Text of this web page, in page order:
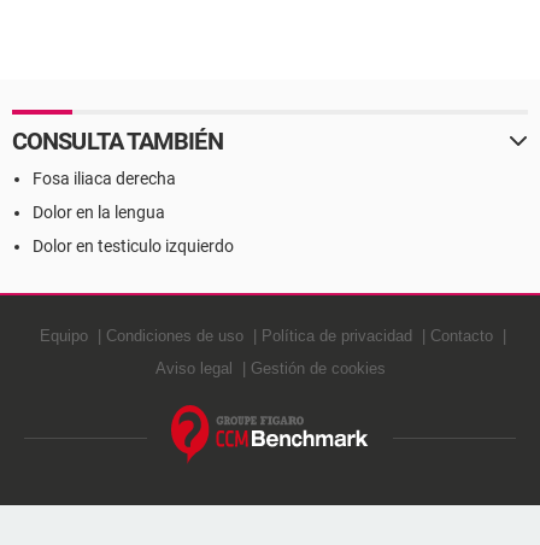
CONSULTA TAMBIÉN
Fosa iliaca derecha
Dolor en la lengua
Dolor en testiculo izquierdo
Equipo Condiciones de uso Política de privacidad
Contacto
Aviso legal
Gestión de cookies